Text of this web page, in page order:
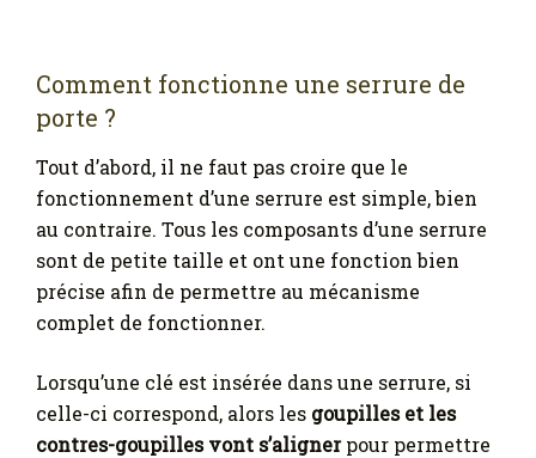
Comment fonctionne une serrure de
porte ?
Tout d’abord, il ne faut pas croire que le
fonctionnement d’une serrure est simple, bien
au contraire. Tous les composants d’une serrure
sont de petite taille et ont une fonction bien
précise afin de permettre au mécanisme
complet de fonctionner.
Lorsqu’une clé est insérée dans une serrure, si
celle-ci correspond, alors les goupilles et les
contres-goupilles vont s’alignerpour permettre